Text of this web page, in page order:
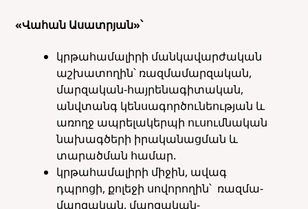
«Վահան Ասատրյան»՝
կրթահամալիրի մանկավարժական
աշխատողին՝ ռազմամարզական,
մարզական-հայրենագիտական,
անվտանգ կենսագործունեության և
առողջ ապրելակերպի ուսումնական
նախագծերի իրականացման և
տարածման համար.
կրթահամալիրի միջին, ավագ
դպրոցի, քոլեջի սովորողին՝ ռազմա-
մարզական, մարզական-